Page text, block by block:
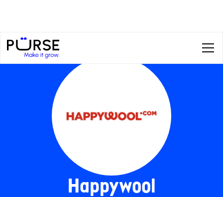
Happywool